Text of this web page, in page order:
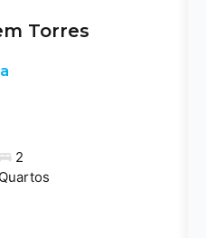
Torres
2
Quartos